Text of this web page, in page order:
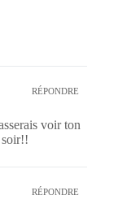
RÉPONDRE
voir ton
soir!!
RÉPONDRE